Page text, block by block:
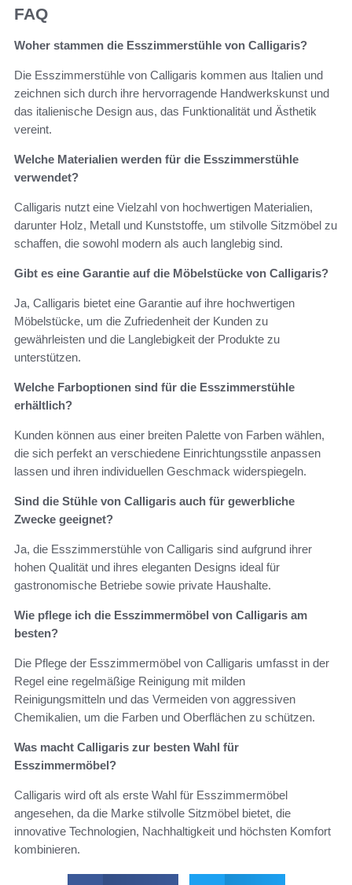
FAQ
Woher stammen die Esszimmerstühle von Calligaris?
Die Esszimmerstühle von Calligaris kommen aus Italien und
zeichnen sich durch ihre hervorragende Handwerkskunst und
das italienische Design aus, das Funktionalität und Ästhetik
vereint.
Welche Materialien werden für die Esszimmerstühle
verwendet?
Calligaris nutzt eine Vielzahl von hochwertigen Materialien,
darunter Holz, Metall und Kunststoffe, um stilvolle Sitzmöbel zu
schaffen, die sowohl modern als auch langlebig sind.
Gibt es eine Garantie auf die Möbelstücke von Calligaris?
Ja, Calligaris bietet eine Garantie auf ihre hochwertigen
Möbelstücke, um die Zufriedenheit der Kunden zu
gewährleisten und die Langlebigkeit der Produkte zu
unterstützen.
Welche Farboptionen sind für die Esszimmerstühle
erhältlich?
Kunden können aus einer breiten Palette von Farben wählen,
die sich perfekt an verschiedene Einrichtungsstile anpassen
lassen und ihren individuellen Geschmack widerspiegeln.
Sind die Stühle von Calligaris auch für gewerbliche
Zwecke geeignet?
Ja, die Esszimmerstühle von Calligaris sind aufgrund ihrer
hohen Qualität und ihres eleganten Designs ideal für
gastronomische Betriebe sowie private Haushalte.
Wie pflege ich die Esszimmermöbel von Calligaris am
besten?
Die Pflege der Esszimmermöbel von Calligaris umfasst in der
Regel eine regelmäßige Reinigung mit milden
Reinigungsmitteln und das Vermeiden von aggressiven
Chemikalien, um die Farben und Oberflächen zu schützen.
Was macht Calligaris zur besten Wahl für
Esszimmermöbel?
Calligaris wird oft als erste Wahl für Esszimmermöbel
angesehen, da die Marke stilvolle Sitzmöbel bietet, die
innovative Technologien, Nachhaltigkeit und höchsten Komfort
kombinieren.